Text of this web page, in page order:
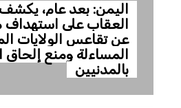
اليمن: بعد عام،
العقاب على استهداف
عن تقاعس الولايات
المساءلة ومنع إلحاق
بالمدنيين